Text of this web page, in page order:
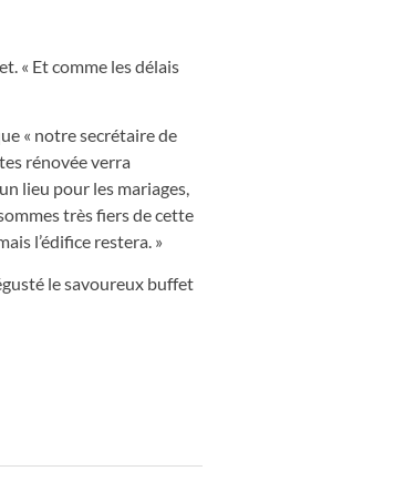
« Et comme les délais
« notre secrétaire de
rénovée verra
lieu pour les mariages,
très fiers de cette
l’édifice restera. »
le savoureux buffet